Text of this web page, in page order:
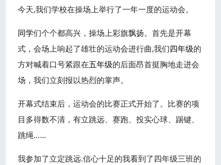
今天,我们学校在操场上举行了一年一度的运动会。
同学们个个都高兴，操场上彩旗飘扬。首先是开幕
式，会场上响起了雄壮的运动会进行曲,我们四年级的
方对喊着口号紧跟在五年级的后面昂首挺胸地走进会
场，我们立刻报以热烈的掌声。
开幕式结束后，运动会的比赛正式开始了。比赛的项
目多得数不清，有立跳远、赛跑、投实心球、踢键、
跳绳……
我参加了立定跳远.信心十足的我看到了四年级三班的